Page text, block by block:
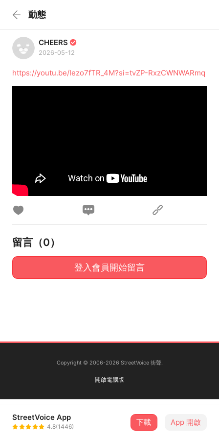
動態
CHEERS
2026-05-12
https://youtu.be/Iezo7fTR_4M?si=tvZP-RxzCWNWARmq
留言（0）
登入會員開始留言
Copyright © 2006-2026 StreetVoice 街聲.
開啟電腦版
StreetVoice App
4.8(1446) 下載 App 開啟